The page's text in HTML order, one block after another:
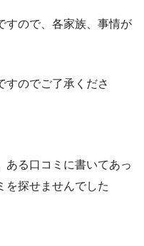
すので、各家族、事情が
すのでご了承くださ
ある口コミに書いてあっ
を探せませんでした